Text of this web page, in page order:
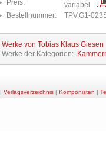
Preis:
variabel
Bestellnummer:
TPV.G1-
Werke von Tobias Klaus Giesen
Werke der Kategorien:
| Verlagsverzeichnis| Komponisten |